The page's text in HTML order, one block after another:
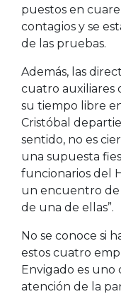
puestos en
contagios y se
de las pruebas.
Además, las
cuatro auxiliares
su tiempo libre
Cristóbal
sentido, no es
una supuesta
funcionarios del
un encuentro de
de una de ellas”.
No se conoce si
estos cuatro
Envigado es uno
atención de la